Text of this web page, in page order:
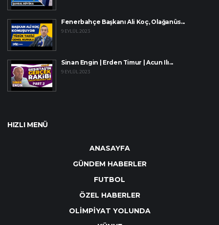
Fenerbahçe Başkanı Ali Koç, Olağanüs...
9 EYLÜL 2023
Sinan Engin | Erden Timur | Acun Ilı...
9 EYLÜL 2023
HIZLI MENÜ
ANASAYFA
GÜNDEM HABERLER
FUTBOL
ÖZEL HABERLER
OLİMPİYAT YOLUNDA